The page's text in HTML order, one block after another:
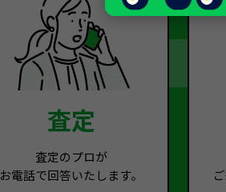
査定
査定のプロが
お電話で回答いたします。